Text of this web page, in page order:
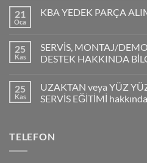
21
Oca
KBA YEDEK PARÇA
25
Kas
SERVİS, MONTAJ/
DESTEK HAKKINDA
25
Kas
UZAKTAN veya YÜZ
SERVİS EĞİTİMİ
TELEFON